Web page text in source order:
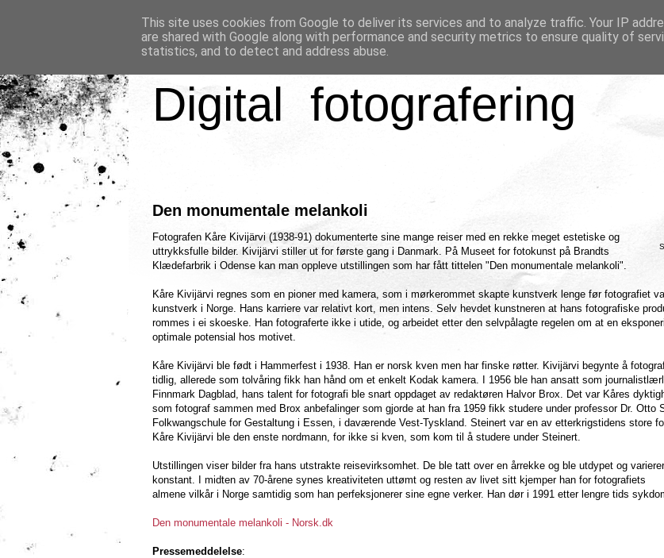
Digital fotografering
Den monumentale melankoli
Fotografen Kåre Kivijärvi (1938-91) dokumenterte sine mange reiser med en rekke meget estetiske og
uttrykksfulle bilder. Kivijärvi stiller ut for første gang i Danmark. På Museet for fotokunst på Brandts
Klædefarbrik i Odense kan man oppleve utstillingen som har fått tittelen "Den monumentale melankoli".
Kåre Kivijärvi regnes som en pioner med kamera, som i mørkerommet skapte kunstverk lenge før fotografiet
kunstverk i Norge. Hans karriere var relativt kort, men intens. Selv hevdet kunstneren at hans fotografiske
rommes i ei skoeske. Han fotograferte ikke i utide, og arbeidet etter den selvpålagte regelen om at en
optimale potensial hos motivet.
Kåre Kivijärvi ble født i Hammerfest i 1938. Han er norsk kven men har finske røtter. Kivijärvi begynte å
tidlig, allerede som tolvåring fikk han hånd om et enkelt Kodak kamera. I 1956 ble han ansatt som
Finnmark Dagblad, hans talent for fotografi ble snart oppdaget av redaktøren Halvor Brox. Det var Kåres
som fotograf sammen med Brox anbefalinger som gjorde at han fra 1959 fikk studere under professor Dr. Otto
Folkwangschule for Gestaltung i Essen, i daværende Vest-Tyskland. Steinert var en av etterkrigstidens store
Kåre Kivijärvi ble den enste nordmann, for ikke si kven, som kom til å studere under Steinert.
Utstillingen viser bilder fra hans utstrakte reisevirksomhet. De ble tatt over en årrekke og ble utdypet og
konstant. I midten av 70-årene synes kreativiteten uttømt og resten av livet sitt kjemper han for fotografiets
almene vilkår i Norge samtidig som han perfeksjonerer sine egne verker. Han dør i 1991 etter lengre tids
Den monumentale melankoli - Norsk.dk
Pressemeddelelse:
This site uses cookies from Google to deliver its services and to analyze traffic. Your IP
are shared with Google along with performance and security metrics to ensure quality of
statistics, and to detect and address abuse.